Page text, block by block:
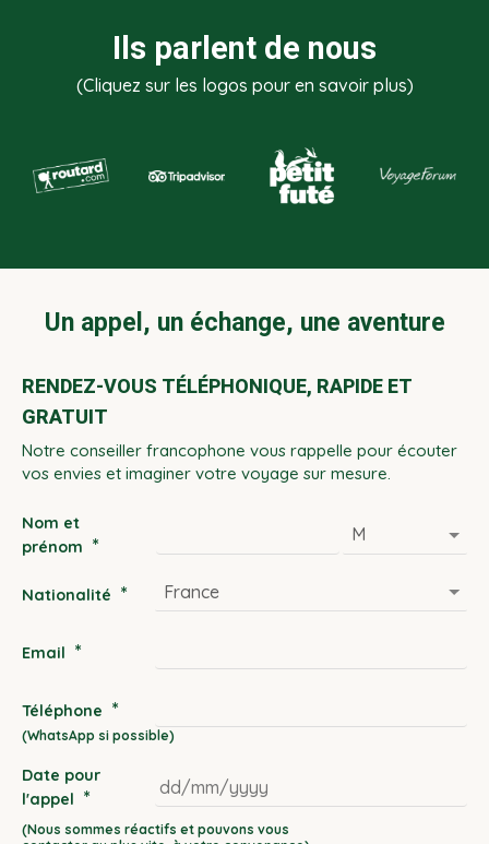
Ils parlent de nous
(Cliquez sur les logos pour en savoir plus)
Un appel, un échange, une aventure
RENDEZ-VOUS TÉLÉPHONIQUE, RAPIDE ET
GRATUIT
Notre conseiller francophone vous rappelle pour écouter
vos envies et imaginer votre voyage sur mesure.
Nom et
prénom *
Nationalité *
Email *
Téléphone *
Date pour
l'appel *
DD